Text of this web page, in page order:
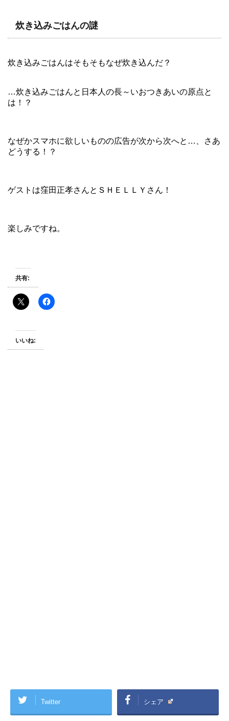
炊き込みごはんの謎
炊き込みごはんはそもそもなぜ炊き込んだ？
…炊き込みごはんと日本人の長～いおつきあいの原点と
は！？
なぜかスマホに欲しいものの広告が次から次へと…、さあ
どうする！？
ゲストは窪田正孝さんとＳＨＥＬＬＹさん！
楽しみですね。
共有:
いいね:
Twitter シェア